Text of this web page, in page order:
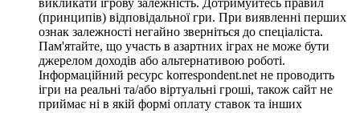
викликати ігрову залежність. Дотримуйтесь правил
(принципів) відповідальної гри. При виявленні перших
ознак залежності негайно зверніться до спеціаліста.
Пам'ятайте, що участь в азартних іграх не може бути
джерелом доходів або альтернативою роботі.
Інформаційний ресурс korrespondent.net не проводить
ігри на реальні та/або віртуальні гроші, також сайт не
приймає ні в якій формі оплату ставок та інших